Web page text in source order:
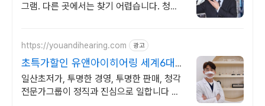
그램. 다른 곳에서는 찾기 어렵습니다. 청력
https://youandihearing.com 광고
초특가할인 유앤아이히어링 세계6대브
랜드 시연착용가능
일산초저가, 투명한 경영, 투명한 판매, 청각
전문가그룹이 정직과 진심으로 일합니다 정